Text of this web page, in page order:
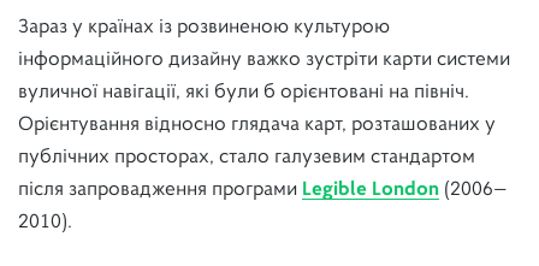
Зараз у країнах із розвиненою культурою
інформаційного дизайну важко зустріти карти системи
вуличної навігації, які були б орієнтовані на північ.
Орієнтування відносно глядача карт, розташованих у
публічних просторах, стало галузевим стандартом
після запровадження програми Legible London (2006—
2010).